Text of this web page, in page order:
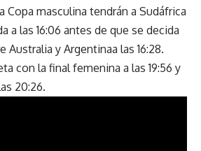
Copa masculina tendrán a Sudáfrica
a las 16:06 antes de que se decida
y Argentinaa las 16:28.
con la final femenina a las 19:56 y
20:26.